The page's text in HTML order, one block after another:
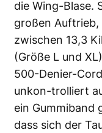
die Wing-Blase.
großen Auftrieb,
zwischen 13,3
(Größe L und
500-Denier-
unkon-trolliert
ein Gummiband
dass sich der